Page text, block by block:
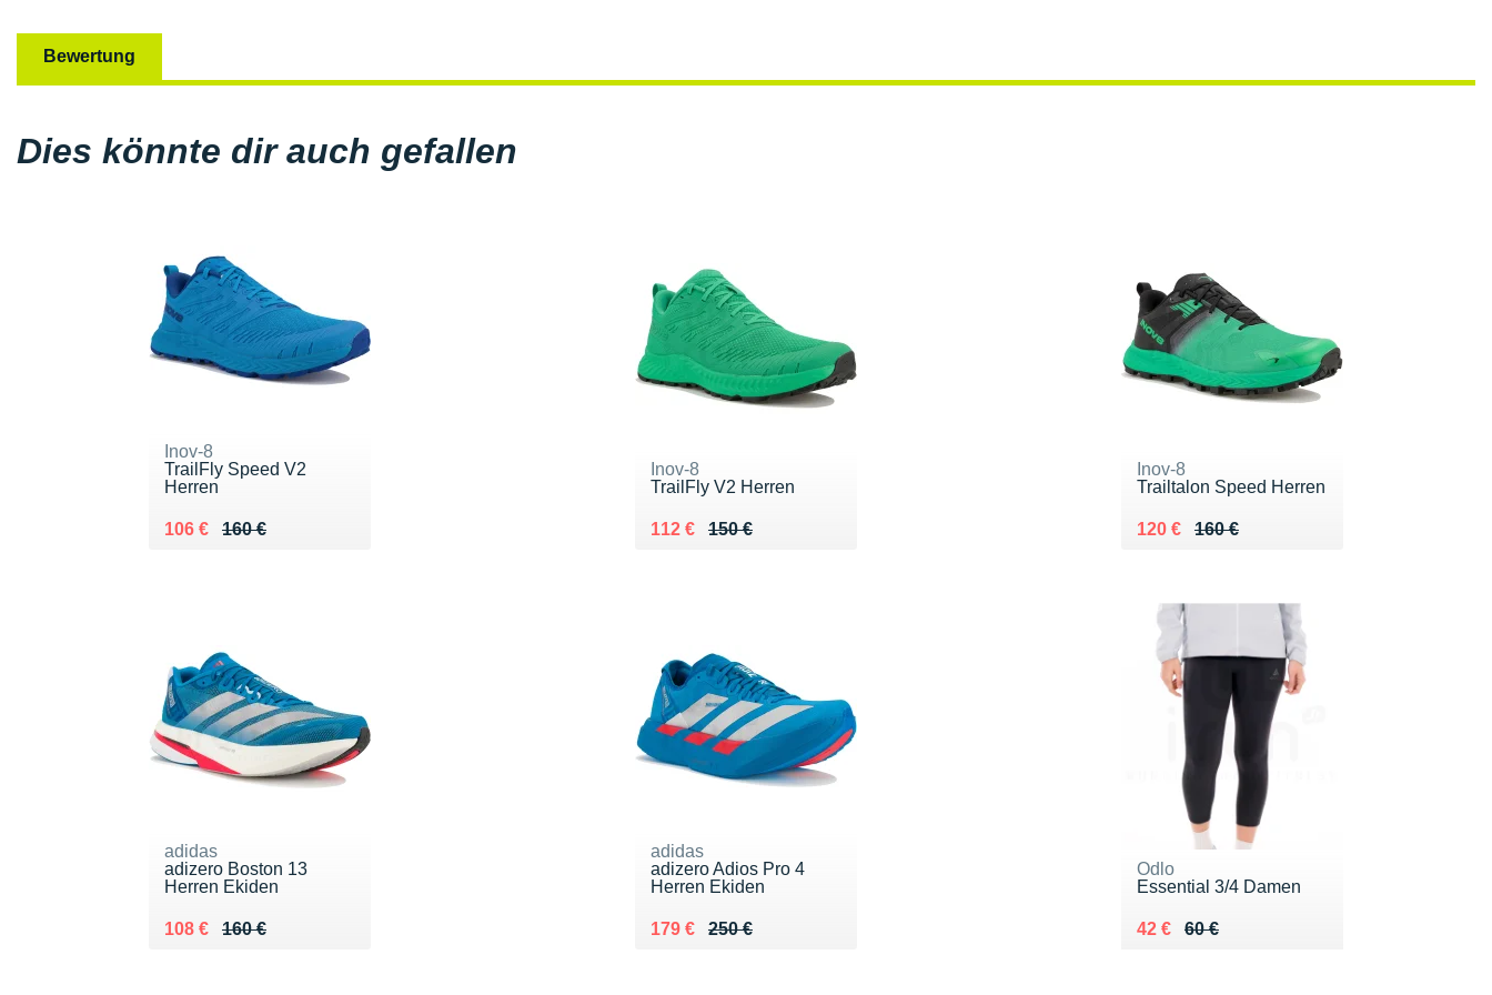
Bewertung
Dies könnte dir auch gefallen
Inov-8
TrailFly Speed V2
Herren
160 €
Au lieu de 160 €
106 €
Vendu 106 €
Inov-8
TrailFly V2 Herren
150 €
Au lieu de 150 €
112 €
Vendu 112 €
Inov-8
Trailtalon Speed Herren
160 €
Au lieu de 160 €
120 €
Vendu 120 €
adidas
adizero Boston 13
Herren Ekiden
160 €
Au lieu de 160 €
108 €
Vendu 108 €
adidas
adizero Adios Pro 4
Herren Ekiden
250 €
Au lieu de 250 €
179 €
Vendu 179 €
Odlo
Essential 3/4 Damen
60 €
Au lieu de 60 €
42 €
Vendu 42 €